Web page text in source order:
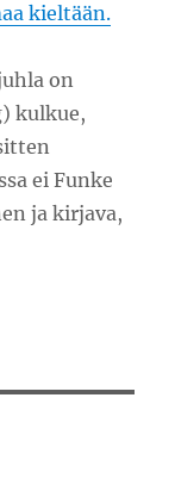
kieltään.
on
kulkue,
ei Funke
ja kirjava,